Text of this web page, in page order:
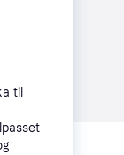
Vis alle
til